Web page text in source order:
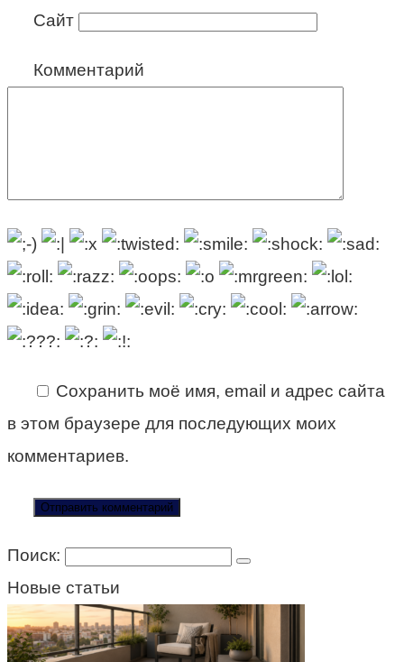
Сайт
Комментарий
Сохранить моё имя, email и адрес сайта
в этом браузере для последующих моих
комментариев.
Поиск:
Новые статьи